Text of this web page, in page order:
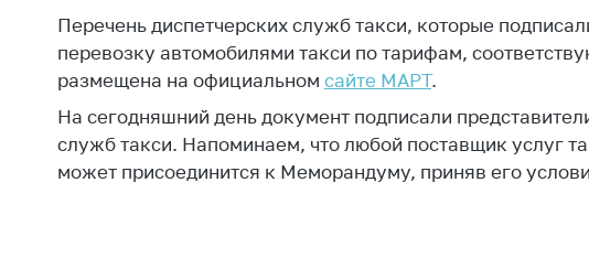
Биржевая торговля
Выставочная
деятельность в
Республике
Беларусь
Защита
Маркировка
товаров
Упрощение
условий
бизнеса
Перечень диспетчерских служб такси, которые
перевозку автомобилями такси по тарифам,
размещена на официальном сайте МАРТ.
На сегодняшний день документ подписали
служб такси. Напоминаем, что любой поставщик услуг
может присоединится к Меморандуму, приняв его